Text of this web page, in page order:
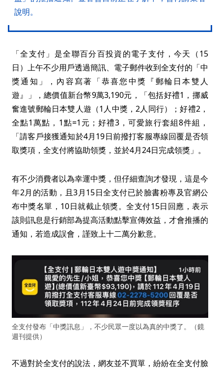
說明。
「全支付」是全聯百分百投資的電子支付，今天（15
日）上午不少用戶透過簡訊、電子郵件收到全支付的「中
獎通知」，內容寫著「恭喜您中獎『郵輪日本雙人
遊』」，總價值新台幣9萬3,190元，「包括好禮1，挪威
奮進號郵輪日本雙人遊（1人中獎，2人同行）；好禮2，
全點1萬點，1點=1元；好禮3，可愛旅行套組8件組，
「請客戶接獲通知於4月19日前撥打客服專線回覆是否領
取獎項，全支付將協助領獎，並於4月24日完成領獎」。
有不少消費者以為幸運中獎，但仔細查詢才發現，這是今
年2月的活動，且3月15日全支付已於臉書粉專及官網公
布中獎名單，10日就截止領獎。全支付15日回應，表示
該則訊息是行銷部為提高活動點擊宣傳效益，才會推播的
通知，若造成誤會，謹致上十二萬分歉意。
全支付發布「中獎訊息」，不少民眾一度以為真的中獎了。（鏡
週刊提供）
不過對於全支付的說法，網友並不買單，紛紛在全支付臉